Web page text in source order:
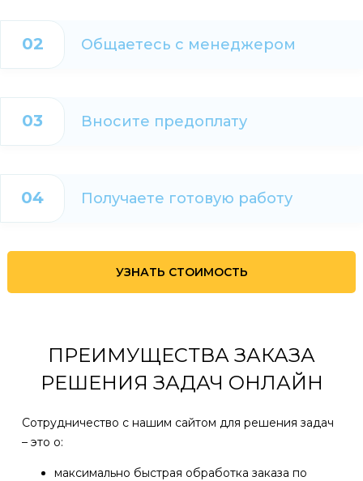
02 Общаетесь с менеджером
03 Вносите предоплату
04 Получаете готовую работу
УЗНАТЬ СТОИМОСТЬ
ПРЕИМУЩЕСТВА ЗАКАЗА
РЕШЕНИЯ ЗАДАЧ ОНЛАЙН
Сотрудничество с нашим сайтом для решения задач
– это о:
максимально быстрая обработка заказа по